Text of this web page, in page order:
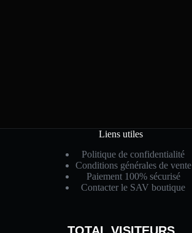
Liens utiles
Politique de confidentialité
Conditions générales de vente
Paiement 100% sécurisé
Contacter le SAV boutique